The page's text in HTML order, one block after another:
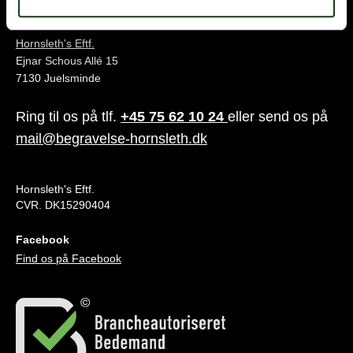
Hornsleth's Eftf.
Ejnar Schous Allé 15
7130 Juelsminde
Ring til os på tlf. +45 75 62 10 24 eller send os på
mail@begravelse-hornsleth.dk
Hornsleth's Eftf.
CVR. DK15290404
Facebook
Find os på Facebook